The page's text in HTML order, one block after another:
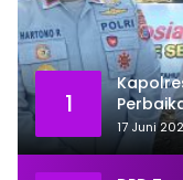
1
Titik
17 Juni